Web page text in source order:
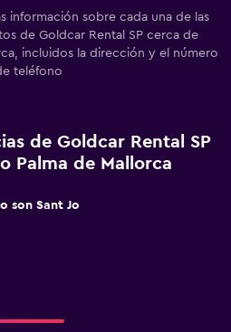
información sobre cada una de las
de Goldcar Rental SP cerca de
incluidos la dirección y el número
teléfono
de Goldcar Rental SP
Palma de Mallorca
son Sant Jo